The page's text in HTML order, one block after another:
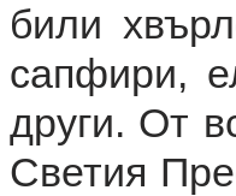
били
сапфири,
други. От
Светия